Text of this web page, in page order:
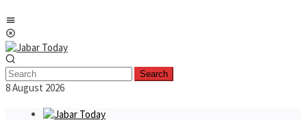
to
content
Search
8 August 2026